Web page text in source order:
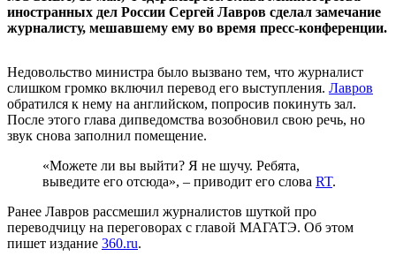
иностранных дел России Сергей Лавров сделал замечание
журналисту, мешавшему ему во время пресс-конференции.
Недовольство министра было вызвано тем, что журналист
слишком громко включил перевод его выступления. Лавров
обратился к нему на английском, попросив покинуть зал.
После этого глава дипведомства возобновил свою речь, но
звук снова заполнил помещение.
«Можете ли вы выйти? Я не шучу. Ребята,
выведите его отсюда», – приводит его слова RT.
Ранее Лавров рассмешил журналистов шуткой про
переводчицу на переговорах с главой МАГАТЭ. Об этом
пишет издание 360.ru.